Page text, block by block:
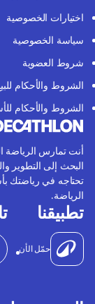
اختيارات الخصوصية
سياسة الخصوصية
شروط العضوية
الشروط والأحكام
الشروط والأحكام
أنت تمارس الرياضة
البحث إلى التطوير
تحتاجه في رياضتك
الرياضة.
تطبيقنا
حمّل الأن